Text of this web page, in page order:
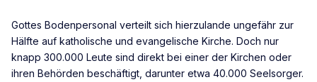
Gottes Bodenpersonal verteilt sich hierzulande ungefähr zur
Hälfte auf katholische und evangelische Kirche. Doch nur
knapp 300.000 Leute sind direkt bei einer der Kirchen oder
ihren Behörden beschäftigt, darunter etwa 40.000 Seelsorger.